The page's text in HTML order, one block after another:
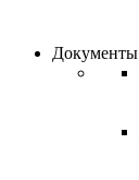
Документы